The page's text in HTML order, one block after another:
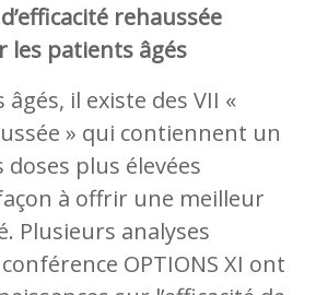
rehaussée
les patients âgés
il existe des VII «
» qui contiennent un
plus élevées
à offrir une meilleur
Plusieurs analyses
OPTIONS XI ont